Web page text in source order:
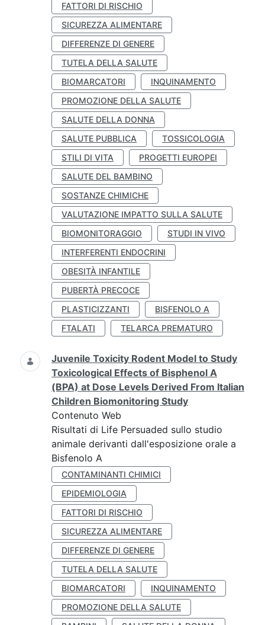
FATTORI DI RISCHIO
SICUREZZA ALIMENTARE
DIFFERENZE DI GENERE
TUTELA DELLA SALUTE
BIOMARCATORI
INQUINAMENTO
PROMOZIONE DELLA SALUTE
SALUTE DELLA DONNA
SALUTE PUBBLICA
TOSSICOLOGIA
STILI DI VITA
PROGETTI EUROPEI
SALUTE DEL BAMBINO
SOSTANZE CHIMICHE
VALUTAZIONE IMPATTO SULLA SALUTE
BIOMONITORAGGIO
STUDI IN VIVO
INTERFERENTI ENDOCRINI
OBESITÀ INFANTILE
PUBERTÀ PRECOCE
PLASTICIZZANTI
BISFENOLO A
FTALATI
TELARCA PREMATURO
Juvenile Toxicity Rodent Model to Study
Toxicological Effects of Bisphenol A
(BPA) at Dose Levels Derived From Italian
Children Biomonitoring Study
Contenuto Web
Risultati di Life Persuaded sullo studio
animale derivanti dall'esposizione orale a
Bisfenolo A
CONTAMINANTI CHIMICI
EPIDEMIOLOGIA
FATTORI DI RISCHIO
SICUREZZA ALIMENTARE
DIFFERENZE DI GENERE
TUTELA DELLA SALUTE
BIOMARCATORI
INQUINAMENTO
PROMOZIONE DELLA SALUTE